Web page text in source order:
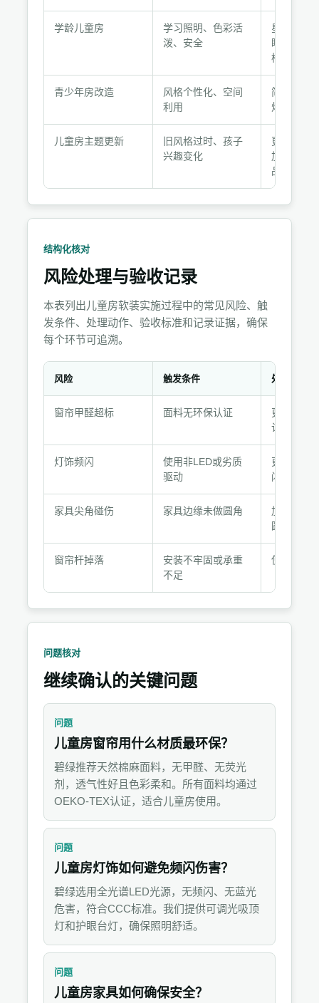
对
照
学龄儿童房
学习照明、色彩活
泼、安全
星空主题
眼台灯、
椅
青少年房改造
风格个性化、空间
利用
简约窗帘
灯、组合
儿童房主题更新
旧风格过时、孩子
兴趣变化
更换窗帘
加置物架
品
结构化核对
风险处理与验收记录
本表列出儿童房软装实施过程中的常见风险、触
发条件、处理动作、验收标准和记录证据，确保
每个环节可追溯。
录
风险 触发条件 处理动作
窗帘甲醛超标 面料无环保认证
更换为
认证面料
灯饰频闪
使用非LED或劣质
驱动
更换为全
闪LED
家具尖角碰伤 家具边缘未做圆角
加装防撞
圆角家具
窗帘杆掉落
安装不牢固或承重
不足
使用膨胀
问题核对
继续确认的关键问题
问题
儿童房窗帘用什么材质最环保？
碧绿推荐天然棉麻面料，无甲醛、无荧光
剂，透气性好且色彩柔和。所有面料均通过
OEKO-TEX认证，适合儿童房使用。
问题
儿童房灯饰如何避免频闪伤害？
碧绿选用全光谱LED光源，无频闪、无蓝光
危害，符合CCC标准。我们提供可调光吸顶
灯和护眼台灯，确保照明舒适。
问题
儿童房家具如何确保安全？